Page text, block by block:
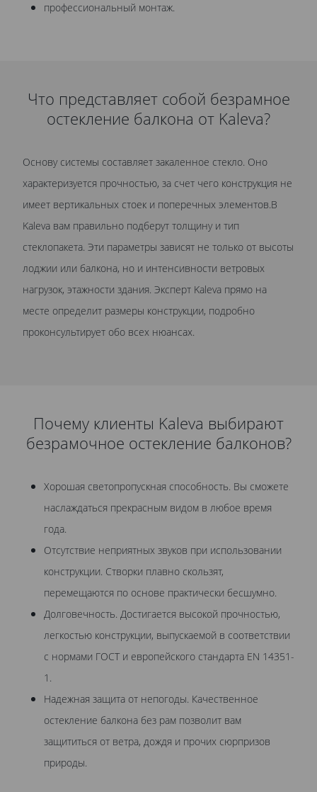
профессиональный монтаж.
Что представляет собой безрамное
остекление балкона от Kaleva?
Основу системы составляет закаленное стекло. Оно
характеризуется прочностью, за счет чего конструкция не
имеет вертикальных стоек и поперечных элементов.В
Kaleva вам правильно подберут толщину и тип
стеклопакета. Эти параметры зависят не только от высоты
лоджии или балкона, но и интенсивности ветровых
нагрузок, этажности здания. Эксперт Kaleva прямо на
месте определит размеры конструкции, подробно
проконсультирует обо всех нюансах.
Почему клиенты Kaleva выбирают
безрамочное остекление балконов?
Хорошая светопропускная способность. Вы сможете
наслаждаться прекрасным видом в любое время
года.
Отсутствие неприятных звуков при использовании
конструкции. Створки плавно скользят,
перемещаются по основе практически бесшумно.
Долговечность. Достигается высокой прочностью,
легкостью конструкции, выпускаемой в соответствии
с нормами ГОСТ и европейского стандарта EN 14351-
1.
Надежная защита от непогоды. Качественное
остекление балкона без рам позволит вам
защититься от ветра, дождя и прочих сюрпризов
природы.